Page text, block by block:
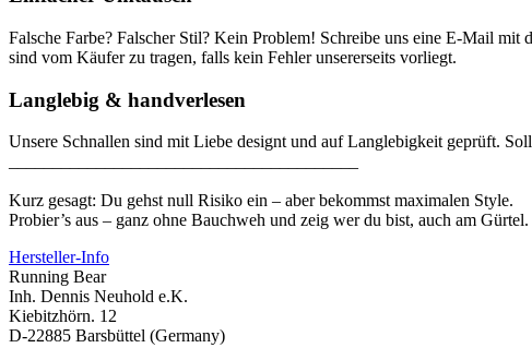
Falsche Farbe? Falscher Stil? Kein Problem! Schreibe uns eine E-Mail
sind vom Käufer zu tragen, falls kein Fehler unsererseits vorliegt.
Langlebig & handverlesen
Unsere Schnallen sind mit Liebe designt und auf Langlebigkeit geprüft.
Kurz gesagt: Du gehst null Risiko ein – aber bekommst maximalen Style.
Probier’s aus – ganz ohne Bauchweh und zeig wer du bist, auch am Gürtel.
Hersteller-Info
Running Bear
Inh. Dennis Neuhold e.K.
Kiebitzhörn. 12
D-22885 Barsbüttel (Germany)